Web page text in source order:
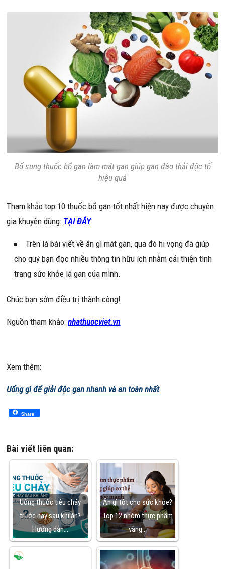
Bổ sung thuốc bổ gan làm mát gan giúp gan đào thải độc tố
hiệu quả
Tham khảo top 10 thuốc bổ gan tốt nhất hiện nay được chuyên
gia khuyên dùng: TẠI ĐÂY
Trên là bài viết về ăn gì mát gan, qua đó hi vọng đã giúp
cho quý bạn đọc nhiều thông tin hữu ích nhằm cải thiện tình
trạng sức khỏe lá gan của mình.
Chúc bạn sớm điều trị thành công!
Nguồn tham khảo:nhathuocviet.vn
Xem thêm:
Uống gì để giải độc gan nhanh và an toàn nhất
Share
Bài viết liên quan:
Uống thuốc tiêu chảy
trước hay sau khi ăn?
Hướng dẫn…
Ăn gì tốt cho sức khỏe?
Top 12 nhóm thực phẩm
vàng…